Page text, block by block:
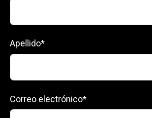
Apellido*
Correo electrónico*